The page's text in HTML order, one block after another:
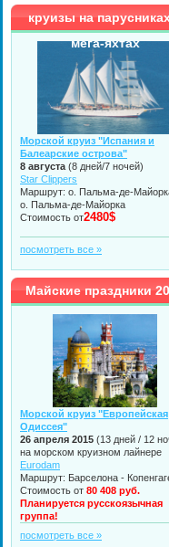
круизы на
мега-яхтах
Морской круиз "Испания и
Балеарские острова"
8 августа (8 дней/7 ночей)
Star Clippers
Маршрут: о. Пальма-де-
о. Пальма-де-Майорка
Стоимость от2480$
посмотреть все »
Майские праздники
Морской круиз "Европейская
Одиссея"
26 апреля 2015 (13 дней / 12
на морском круизном лайнере
Eurodam
Маршрут: Барселона -
Стоимость от 80 408 руб.
Планируется русскоязычная
группа!
посмотреть все »